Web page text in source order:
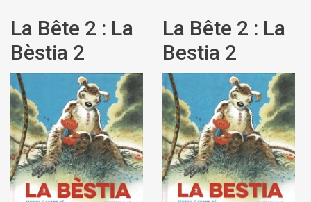
La Bête 2 : La
Bèstia 2
La Bête 2 : La
Bestia 2